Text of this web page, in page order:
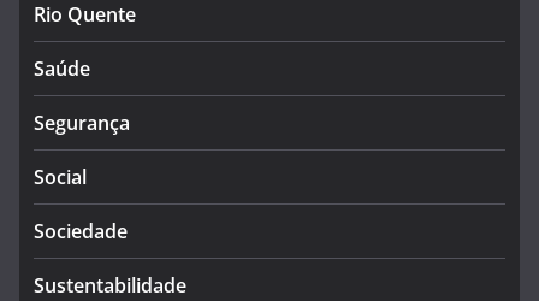
Rio Quente
Saúde
Segurança
Social
Sociedade
Sustentabilidade